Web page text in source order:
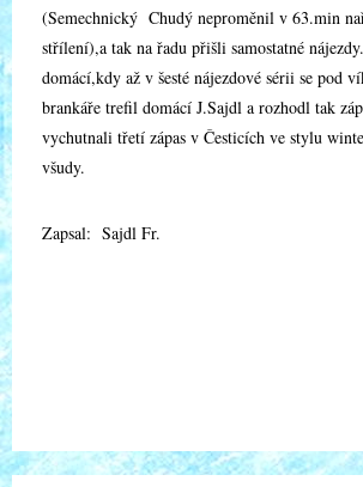
(Semechnický Chudý neproměnil v 63.min
střílení),a tak na řadu přišli samostatné
domácí,kdy až v šesté nájezdové sérii se pod
brankáře trefil domácí J.Sajdl a rozhodl tak
vychutnali třetí zápas v Česticích ve stylu
všudy.
Zapsal: Sajdl Fr.